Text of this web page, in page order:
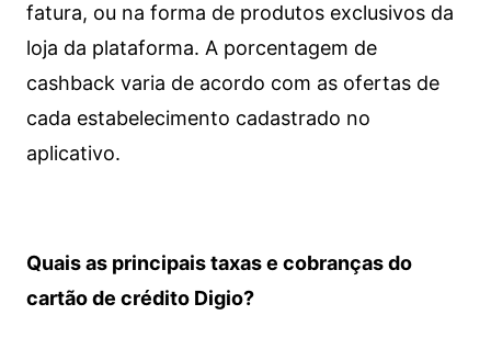
fatura, ou na forma de produtos exclusivos da
loja da plataforma. A porcentagem de
cashback varia de acordo com as ofertas de
cada estabelecimento cadastrado no
aplicativo.
Quais as principais taxas e cobranças do
cartão de crédito Digio?